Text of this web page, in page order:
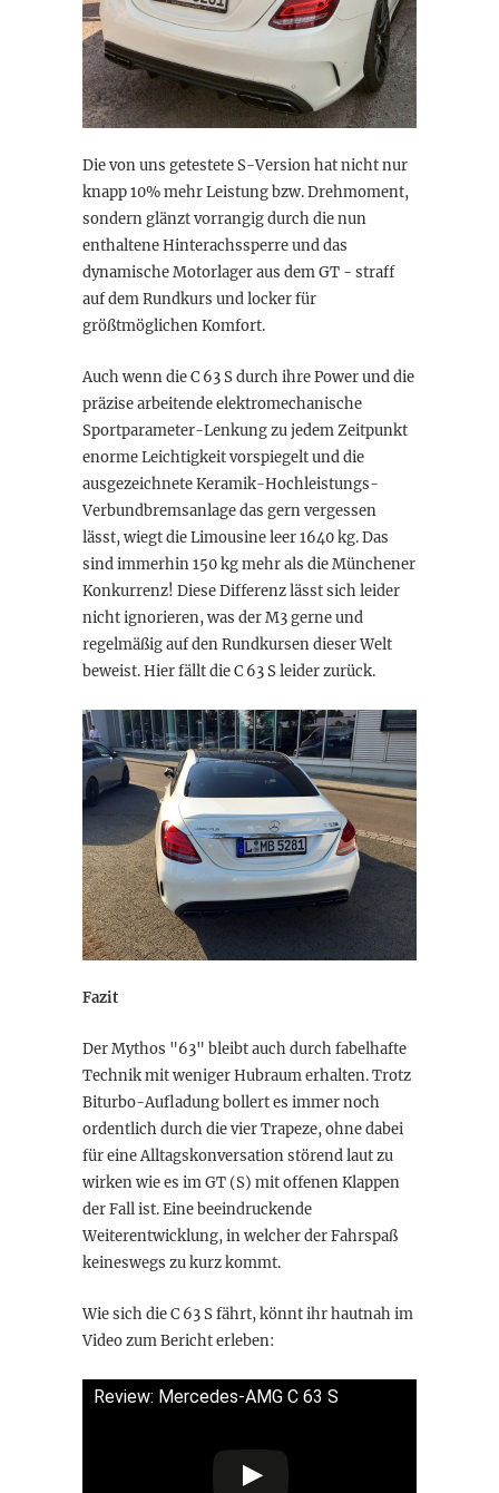
Die von uns getestete S-Version hat nicht nur
knapp 10% mehr Leistung bzw. Drehmoment,
sondern glänzt vorrangig durch die nun
enthaltene Hinterachssperre und das
dynamische Motorlager aus dem GT - straff
auf dem Rundkurs und locker für
größtmöglichen Komfort.
Auch wenn die C 63 S durch ihre Power und die
präzise arbeitende elektromechanische
Sportparameter-Lenkung zu jedem Zeitpunkt
enorme Leichtigkeit vorspiegelt und die
ausgezeichnete Keramik-Hochleistungs-
Verbundbremsanlage das gern vergessen
lässt, wiegt die Limousine leer 1640 kg. Das
sind immerhin 150 kg mehr als die Münchener
Konkurrenz! Diese Differenz lässt sich leider
nicht ignorieren, was der M3 gerne und
regelmäßig auf den Rundkursen dieser Welt
beweist. Hier fällt die C 63 S leider zurück.
Fazit
Der Mythos "63" bleibt auch durch fabelhafte
Technik mit weniger Hubraum erhalten. Trotz
Biturbo-Aufladung bollert es immer noch
ordentlich durch die vier Trapeze, ohne dabei
für eine Alltagskonversation störend laut zu
wirken wie es im GT (S) mit offenen Klappen
der Fall ist. Eine beeindruckende
Weiterentwicklung, in welcher der Fahrspaß
keineswegs zu kurz kommt.
Wie sich die C 63 S fährt, könnt ihr hautnah im
Video zum Bericht erleben:
Review: Mercedes-AMG C 63 S